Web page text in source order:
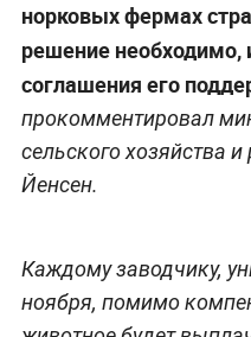
норковых фермах
решение необходимо,
соглашения его
прокомментировал
сельского хозяйства
Йенсен.
Каждому заводчику,
ноября, помимо